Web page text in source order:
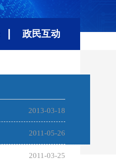
政民互动
2013-03-18
2011-05-26
2011-03-25